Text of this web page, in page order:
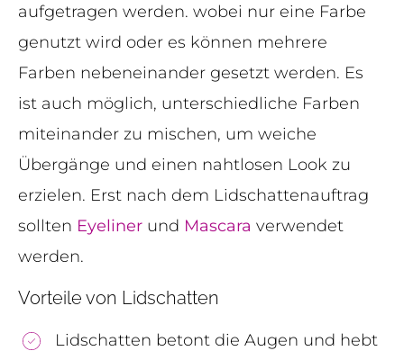
aufgetragen werden. wobei nur eine Farbe
genutzt wird oder es können mehrere
Farben nebeneinander gesetzt werden. Es
ist auch möglich, unterschiedliche Farben
miteinander zu mischen, um weiche
Übergänge und einen nahtlosen Look zu
erzielen. Erst nach dem Lidschattenauftrag
sollten Eyeliner und Mascara verwendet
werden.
Vorteile von Lidschatten
Lidschatten betont die Augen und hebt